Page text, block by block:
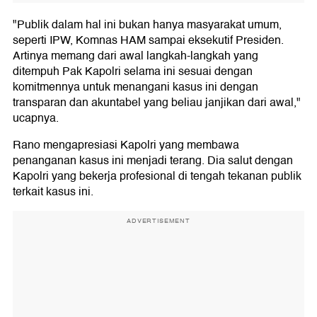
"Publik dalam hal ini bukan hanya masyarakat umum,
seperti IPW, Komnas HAM sampai eksekutif Presiden.
Artinya memang dari awal langkah-langkah yang
ditempuh Pak Kapolri selama ini sesuai dengan
komitmennya untuk menangani kasus ini dengan
transparan dan akuntabel yang beliau janjikan dari awal,"
ucapnya.
Rano mengapresiasi Kapolri yang membawa
penanganan kasus ini menjadi terang. Dia salut dengan
Kapolri yang bekerja profesional di tengah tekanan publik
terkait kasus ini.
ADVERTISEMENT